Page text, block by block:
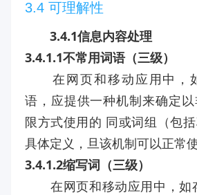
3.4 可理解性
3.4.1信息内容处理
3.4.1.1不常用词语（三级）
在网页和移动应用中，
语，应提供一种机制来确定
限方式使用的 同或词组（包
具体定义，旦该机制可以正常使
3.4.1.2缩写词（三级）
在网页和移动应用中，如